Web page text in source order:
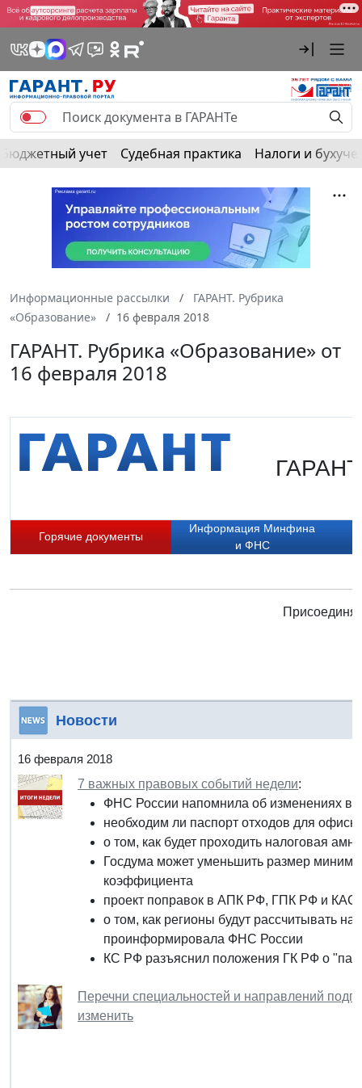
Бюджетный учет Судебная практика Налоги и
Информационные рассылки
ГАРАНТ. Рубрика
«Образование»
16 февраля 2018
ГАРАНТ. Рубрика «Образование» от
16 февраля 2018
Горячие документы
Информация Минфина
и ФНС
Новости
16 февраля 2018
7 важных правовых событий недели:
ФНС России напомнила об изменениях в
необходим ли паспорт отходов для
о том, как будет проходить налоговая
Госдума может уменьшить размер
коэффициента
проект поправок в АПК РФ, ГПК РФ и
о том, как регионы будут рассчитывать
проинформировала ФНС России
КС РФ разъяснил положения ГК РФ о
Перечни специальностей и направлений
изменить